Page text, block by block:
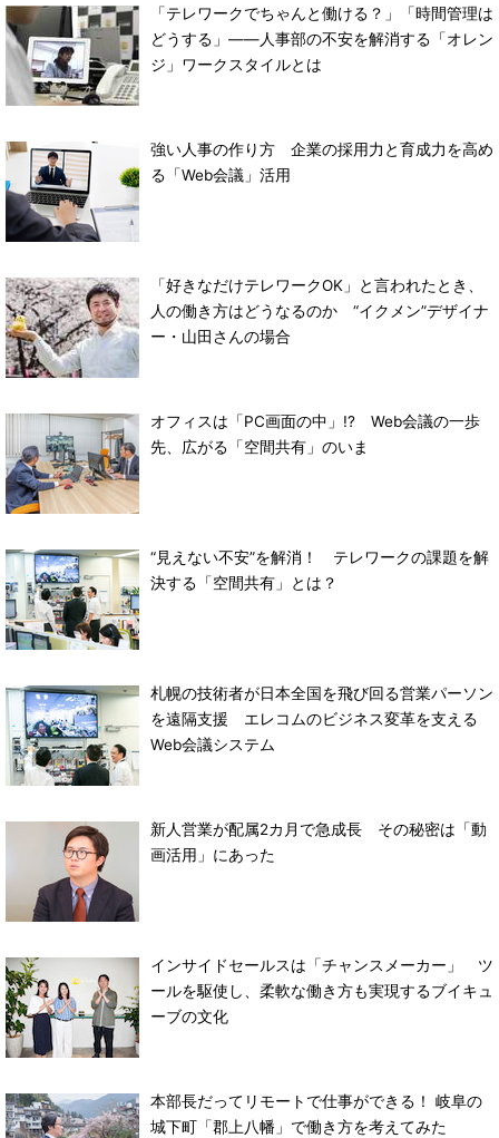
「テレワークでちゃんと働ける？」「時間管理は
どうする」――人事部の不安を解消する「オレン
ジ」ワークスタイルとは
強い人事の作り方 企業の採用力と育成力を高め
る「Web会議」活用
「好きなだけテレワークOK」と言われたとき、
人の働き方はどうなるのか “イクメン”デザイナ
ー・山田さんの場合
オフィスは「PC画面の中」!? Web会議の一歩
先、広がる「空間共有」のいま
“見えない不安”を解消！ テレワークの課題を解
決する「空間共有」とは？
札幌の技術者が日本全国を飛び回る営業パーソン
を遠隔支援 エレコムのビジネス変革を支える
Web会議システム
新人営業が配属2カ月で急成長 その秘密は「動
画活用」にあった
インサイドセールスは「チャンスメーカー」 ツ
ールを駆使し、柔軟な働き方も実現するブイキュ
ーブの文化
本部長だってリモートで仕事ができる！ 岐阜の
城下町「郡上八幡」で働き方を考えてみた